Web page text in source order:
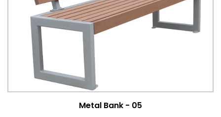
Metal Bank - 05